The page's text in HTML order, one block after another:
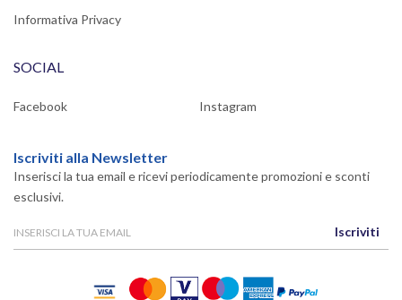
Informativa Privacy
SOCIAL
Facebook Instagram
Iscriviti alla Newsletter
Inserisci la tua email e ricevi periodicamente promozioni e sconti
esclusivi.
Iscriviti